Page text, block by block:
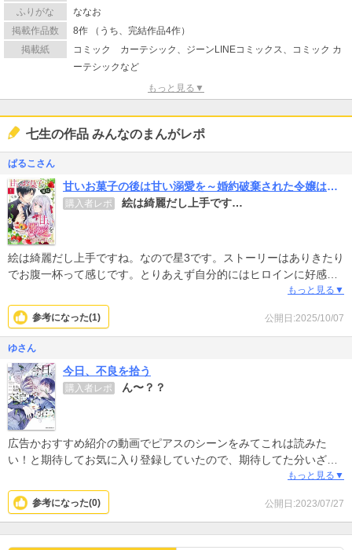
ふりがな
ななお
掲載作品数
8作 （うち、完結作品4作）
掲載紙
コミック カーテシック、ジーンLINEコミックス、コミック カ
ーテシックなど
もっと見る▼
七生の作品 みんなのまんがレポ
ぱるこさん
甘いお菓子の後は甘い溺愛を～婚約破棄された令嬢は辺境伯子息に溺愛される～
購入者レポ 絵は綺麗だし上手です…
絵は綺麗だし上手ですね。なので星3です。ストーリーはありきたり
でお腹一杯って感じです。とりあえず自分的にはヒロインに好感持
もっと見る▼
公開日:2025/10/07
参考になった(1)
ゆさん
今日、不良を拾う
購入者レポ ん〜？？
広告かおすすめ紹介の動画でピアスのシーンをみてこれは読みた
い！と期待してお気に入り登録していたので、期待してた分いざ購
入して読んでみると思ってたのと違うってなっちゃいました（笑）
ピアスのシーンをみた時とあらすじ読んだ時でまず『なるほど、シ
リアスでしたか！』ってギャップがあって、シリアスだと思って読
んでたら不思議なタイミングでちょっとコメディ要素？いれてきた
もっと見る▼
公開日:2023/07/27
参考になった(0)